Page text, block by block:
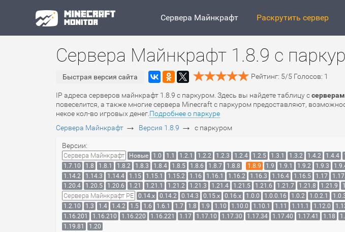
Сервера Майнкрафт Раскрутить сервер
Сервера Майнкрафт 1.8.9 с
Быстрая версия сайта Рейтинг: 5/5 Голосов: 1
IP адреса серверов майнкрафт 1.8.9 с паркуром. Здесь вы найдете таблицу с
повеселится, а также многие сервера Minecraft с паркуром предоставляют,
некое кол-во игровых денег. Подробнее о паркуре
Сервера Майнкрафт → Версия 1.8.9 → с паркуром
Версии:
Сервера Майнкрафт Новые 1.0 1.1 1.2.1 1.2.2 1.2.3 1.2.4 1.2.5 1.3.1 1.3.2 1.4.2 1.4.4
1.7.10
1.8 1.8.1 1.8.2 1.8.3 1.8.4 1.8.5 1.8.6 1.8.7 1.8.8 1.8.9 1.9 1.9.1 1.9.2 1.9.3
1.14.2
1.14.3 1.14.4 1.15 1.15.1 1.15.2 1.16 1.16.1 1.16.2 1.16.3 1.16.4 1.16.5 1.17
1.20.4
1.20.5 1.20.6 1.21 1.21.1 1.21.2 1.21.3 1.21.4 1.21.5 1.21.6 1.21.7 1.21.8 1.21.9
Сервера Майнкрафт PE 0.14.x 0.14.2 0.14.3 0.15.x 0.16.x 1.0.0 1.0.0.16 1.0.2 1.0.2.1
1.2.10
1.3 1.4 1.4.2 1.5 1.6 1.6.1 1.7 1.8 1.9 1.10 1.10.0 1.10.1 1.11 1.11.1 1.12.0
1.16.201
1.16.210 1.16.220 1.16.221 1.17 1.17.10 1.17.30 1.17.34 1.17.40 1.17.41 1.18
1.19.81
1.20